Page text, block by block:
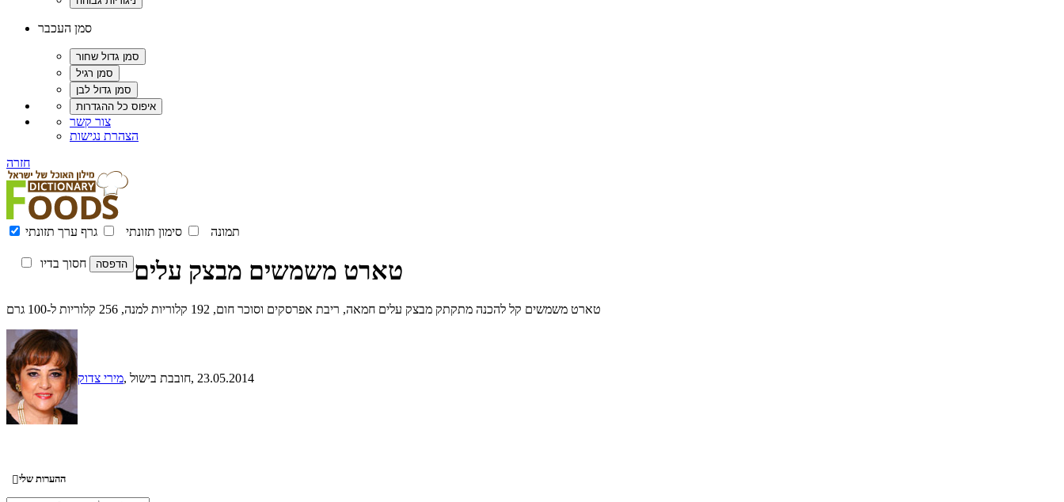
סמן העכבר
צור קשר
הצהרת נגישות
חזרה
תמונה סימון תזונתי גרף ערך תזונתי
חסוך בדיו טארט משמשים מבצק עלים
טארט משמשים קל להכנה מתקתק מבצק עלים חמאה, ריבת אפרסקים וסוכר חום, 192 קלוריות למנה, 256 קלוריות ל-100 גרם
מירי צדוק , חובבת בישול, 23.05.2014
ההערות שלי